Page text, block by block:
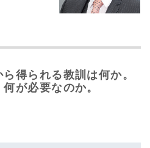
得られる教訓は何か。
が必要なのか。